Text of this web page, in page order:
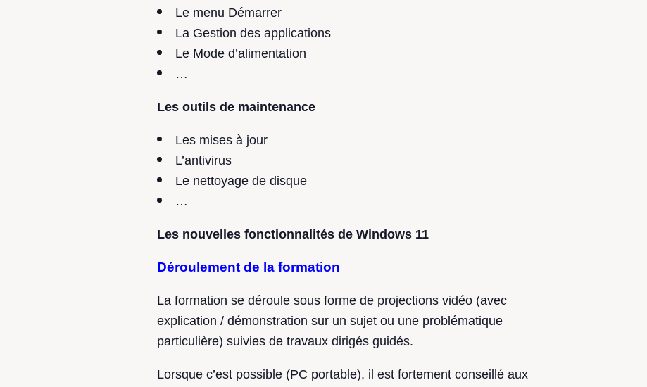
Le menu Démarrer
La Gestion des applications
Le Mode d’alimentation
…
Les outils de maintenance
Les mises à jour
L’antivirus
Le nettoyage de disque
…
Les nouvelles fonctionnalités de Windows 11
Déroulement de la formation
La formation se déroule sous forme de projections vidéo (avec
explication / démonstration sur un sujet ou une problématique
particulière) suivies de travaux dirigés guidés.
Lorsque c’est possible (PC portable), il est fortement conseillé aux